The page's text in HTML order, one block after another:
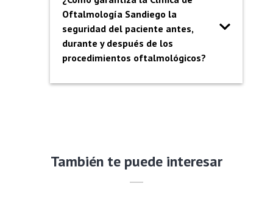
Oftalmología Sandiego la
seguridad del paciente antes,
durante y después de los
procedimientos oftalmológicos?
También te puede interesar